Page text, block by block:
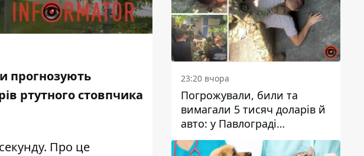
прогнозують
ртутного стовпчика
Про це
23:20 вчора
Погрожували, били та
вимагали 5 тисяч доларів й
авто: у Павлограді
затримали двох чоловіків